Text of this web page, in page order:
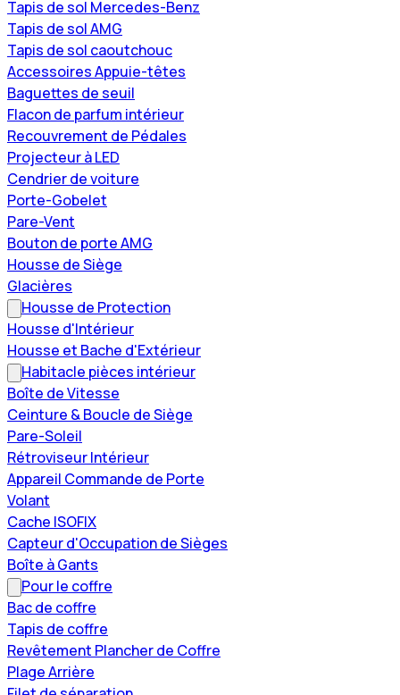
Tapis de sol Mercedes-Benz
Tapis de sol AMG
Tapis de sol caoutchouc
Accessoires Appuie-têtes
Baguettes de seuil
Flacon de parfum intérieur
Recouvrement de Pédales
Projecteur à LED
Cendrier de voiture
Porte-Gobelet
Pare-Vent
Bouton de porte AMG
Housse de Siège
Glacières
Housse de Protection
Housse d'Intérieur
Housse et Bache d'Extérieur
Habitacle pièces intérieur
Boîte de Vitesse
Ceinture & Boucle de Siège
Pare-Soleil
Rétroviseur Intérieur
Appareil Commande de Porte
Volant
Cache ISOFIX
Capteur d'Occupation de Sièges
Boîte à Gants
Pour le coffre
Bac de coffre
Tapis de coffre
Revêtement Plancher de Coffre
Plage Arrière